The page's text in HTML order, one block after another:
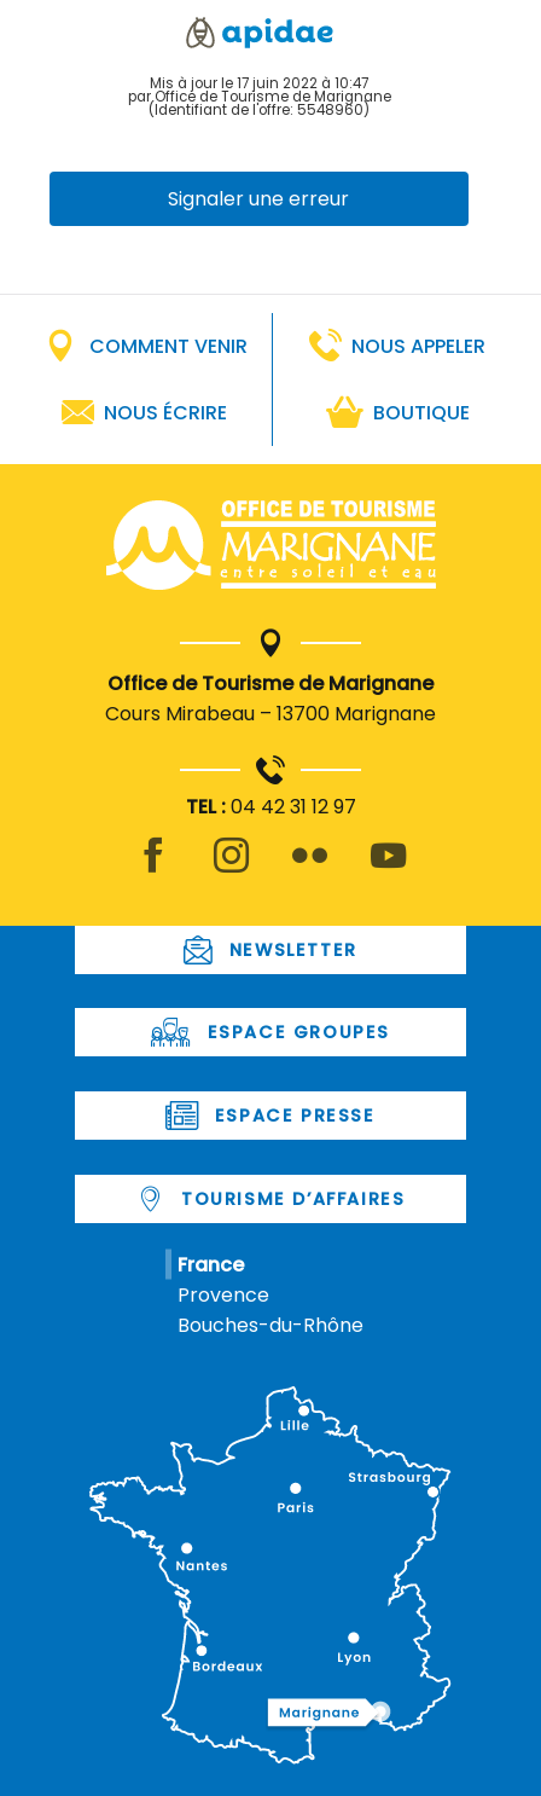
Mis à jour le 17 juin 2022 à 10:47
par Office de Tourisme de Marignane
(Identifiant de l'offre: 5548960)
Signaler une erreur
COMMENT VENIR NOUS APPELER
NOUS ÉCRIRE BOUTIQUE
Office de Tourisme de Marignane
Cours Mirabeau – 13700 Marignane
TEL :04 42 31 12 97
NEWSLETTER
ESPACE GROUPES
ESPACE PRESSE
TOURISME D’AFFAIRES
France
Provence
Bouches-du-Rhône